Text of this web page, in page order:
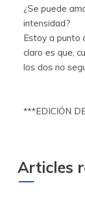
¿Se puede
intensidad?
Estoy a punto
claro es que,
los dos no
***EDICIÓN
Articles